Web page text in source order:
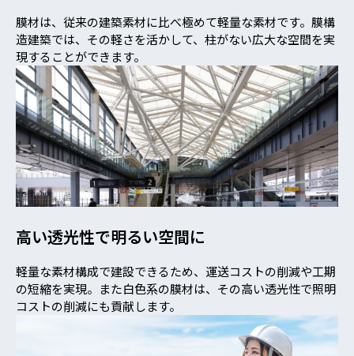
膜材は、従来の建築素材に比べ極めて軽量な素材です。膜構
造建築では、その軽さを活かして、柱がない広大な空間を実
現することができます。
高い透光性で明るい空間に
軽量な素材構成で建設できるため、運送コストの削減や工期
の短縮を実現。また白色系の膜材は、その高い透光性で照明
コストの削減にも貢献します。